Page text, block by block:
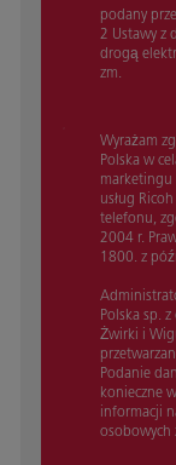
podany
2 Ustawy z
drogą
zm.
Wyrażam
Polska w
marketingu
usług
telefonu,
2004 r.
1800. z
Polska sp.
Żwirki i
Podanie
konieczne
informacji
osobowych